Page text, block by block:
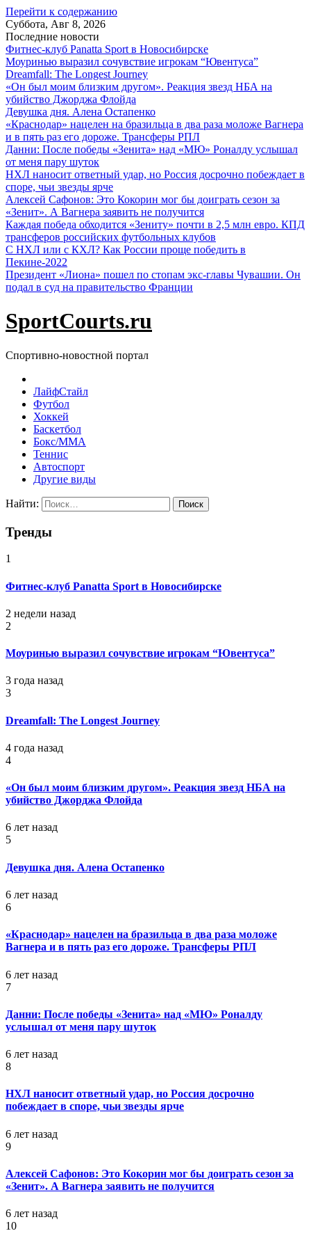
Перейти к содержанию
Суббота, Авг 8, 2026
Последние новости
Фитнес-клуб Panatta Sport в Новосибирске
Моуринью выразил сочувствие игрокам “Ювентуса”
Dreamfall: The Longest Journey
«Он был моим близким другом». Реакция звезд НБА на
убийство Джорджа Флойда
Девушка дня. Алена Остапенко
«Краснодар» нацелен на бразильца в два раза моложе Вагнера
и в пять раз его дороже. Трансферы РПЛ
Данни: После победы «Зенита» над «МЮ» Роналду услышал
от меня пару шуток
НХЛ наносит ответный удар, но Россия досрочно побеждает в
споре, чьи звезды ярче
Алексей Сафонов: Это Кокорин мог бы доиграть сезон за
«Зенит». А Вагнера заявить не получится
Каждая победа обходится «Зениту» почти в 2,5 млн евро. КПД
трансферов российских футбольных клубов
С НХЛ или с КХЛ? Как России проще победить в
Пекине-2022
Президент «Лиона» пошел по стопам экс-главы Чувашии. Он
подал в суд на правительство Франции
SportCourts.ru
Спортивно-новостной портал
ЛайфСтайл
Футбол
Хоккей
Баскетбол
Бокс/MMA
Теннис
Автоспорт
Другие виды
Найти:
Тренды
1
Фитнес-клуб Panatta Sport в Новосибирске
2 недели назад
2
Моуринью выразил сочувствие игрокам “Ювентуса”
3 года назад
3
Dreamfall: The Longest Journey
4 года назад
4
«Он был моим близким другом». Реакция звезд НБА на
убийство Джорджа Флойда
6 лет назад
5
Девушка дня. Алена Остапенко
6 лет назад
6
«Краснодар» нацелен на бразильца в два раза моложе
Вагнера и в пять раз его дороже. Трансферы РПЛ
6 лет назад
7
Данни: После победы «Зенита» над «МЮ» Роналду
услышал от меня пару шуток
6 лет назад
8
НХЛ наносит ответный удар, но Россия досрочно
побеждает в споре, чьи звезды ярче
6 лет назад
9
Алексей Сафонов: Это Кокорин мог бы доиграть сезон за
«Зенит». А Вагнера заявить не получится
6 лет назад
10